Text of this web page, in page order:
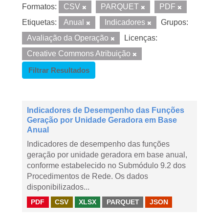
Formatos: CSV PARQUET
PDF
Etiquetas:
Anual Indicadores
Grupos:
Avaliação da Operação
Licenças:
Creative Commons Atribuição
Filtrar Resultados
Indicadores de Desempenho das Funções
Geração por Unidade Geradora em Base
Anual
Indicadores de desempenho das funções
geração por unidade geradora em base anual,
conforme estabelecido no Submódulo 9.2 dos
Procedimentos de Rede. Os dados
disponibilizados...
PDF CSV XLSX PARQUET JSON